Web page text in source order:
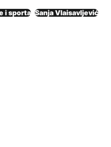
i sporta Sanja Vlaisavljević